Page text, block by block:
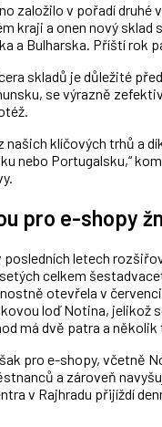
založilo v pořadí druhé
kraji a onen nový sklad
a Bulharska. Příští rok
skladů je důležité
se výrazně
našich klíčových trhů a
nebo Portugalsku,“
pro e-shopy
letech
celkem
otevřela v
loď Notina, jelikož
má dvě patra a
pro e-shopy, včetně
a zároveň
v Rajhradu přijíždí